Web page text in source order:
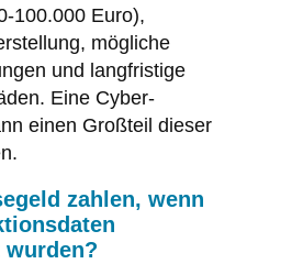
100.000 Euro),
mögliche
und langfristige
Eine Cyber-
einen Großteil dieser
zahlen, wenn